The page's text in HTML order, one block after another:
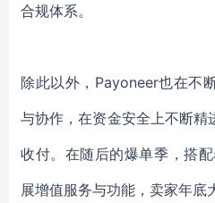
合规体系。
除此以外， Payoneer也在不
与协作，在资金安全上不断精
收付。在随后的爆单季，搭
展增值服务与功能，卖家年底